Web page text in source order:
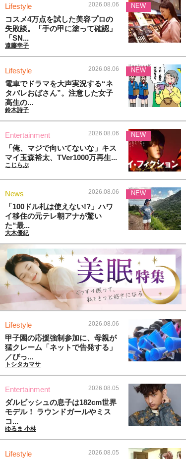
Lifestyle 2026.08.06
コスメ4万点を試した美容プロの
失敗談。「手の甲に塗って確認」
「SN...
遠藤幸子
NEW
Lifestyle 2026.08.06
電車でドラマを大声実況する“ネ
タバレおばさん”。注意した女子
高生の...
鈴木詩子
NEW
Entertainment 2026.08.06
「俺、マジで向いてないな」キス
マイ玉森裕太、TVer1000万再生...
こじらぶ
NEW
News 2026.08.06
「100ドル札は使えない!?」ハワ
イ移住の元テレ朝アナが驚い
た“最...
大木優紀
NEW
Lifestyle 2026.08.06
甲子園の応援強制参加に、母親が
猛クレーム「ネットで告発する」
／びっ...
トシタカマサ
Entertainment 2026.08.05
ダルビッシュの息子は182cm世界
モデル！ ラウンドガールやミス
コ...
ゆるま 小林
Lifestyle 2026.08.05